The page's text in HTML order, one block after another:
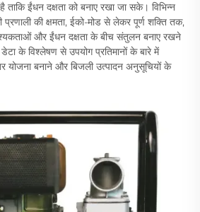
ईंधन दक्षता को बनाए रखा जा सके। विभिन्न
की क्षमता, ईको-मोड से लेकर पूर्ण शक्ति तक,
और ईंधन दक्षता के बीच संतुलन बनाए रखने
के विश्लेषण से उपयोग प्रतिमानों के बारे में
योजना बनाने और बिजली उत्पादन अनुसूचियों के